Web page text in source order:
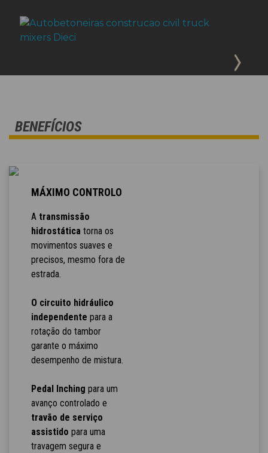
BENEFÍCIOS
MÁXIMO CONTROLO
A transmissão
hidrostática torna os
movimentos suaves e
precisos, mesmo fora de
estrada.
O circuito hidráulico
independente para a
rotação do tambor
garante o máximo
desempenho de mistura.
Pedal Inching para um
avanço controlado e
travão de serviço
assistido para uma
travagem segura e